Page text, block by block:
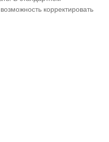
корректировать